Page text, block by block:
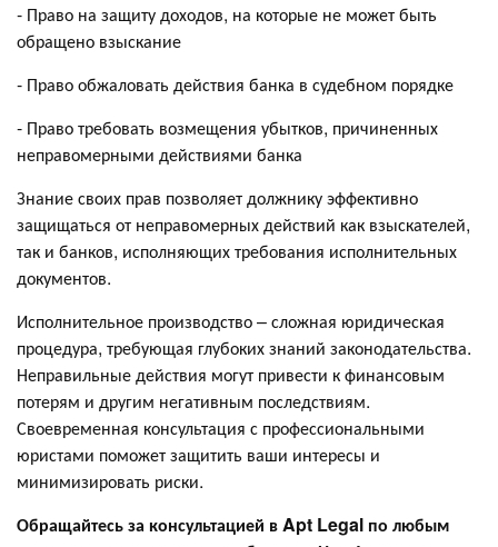
- Право на защиту доходов, на которые не может быть
обращено взыскание
- Право обжаловать действия банка в судебном порядке
- Право требовать возмещения убытков, причиненных
неправомерными действиями банка
Знание своих прав позволяет должнику эффективно
защищаться от неправомерных действий как взыскателей,
так и банков, исполняющих требования исполнительных
документов.
Исполнительное производство – сложная юридическая
процедура, требующая глубоких знаний законодательства.
Неправильные действия могут привести к финансовым
потерям и другим негативным последствиям.
Своевременная консультация с профессиональными
юристами поможет защитить ваши интересы и
минимизировать риски.
Обращайтесь за консультацией в Apt Legal по любым